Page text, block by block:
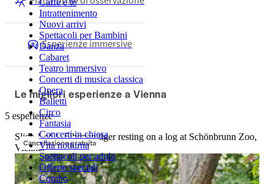
Caffè e tè
Intrattenimento
Nuovi arrivi
Spettacoli per Bambini
Danza
Cabaret
Teatro immersivo
Concerti di musica classica
Opera
Balletti
Circo
Fantasia
Concerti in chiesa
Vita notturna
Spettacoli per adulti
Offerte speciali
Combo
Esperienze immersive
Le migliori esperienze a Vienna
5 esperienze
Cancellazione gratuita
Slide 1 of 1, Siberian tiger resting on a log at Schönbrunn Zoo,
Vienna.